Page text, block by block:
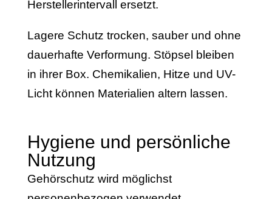
Herstellerintervall ersetzt.
Lagere Schutz trocken, sauber und ohne
dauerhafte Verformung. Stöpsel bleiben
in ihrer Box. Chemikalien, Hitze und UV-
Licht können Materialien altern lassen.
Hygiene und persönliche
Nutzung
Gehörschutz wird möglichst